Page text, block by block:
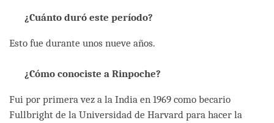
¿Cuánto duró este período?
Esto fue durante unos nueve años.
¿Cómo conociste a Rinpoche?
Fui por primera vez a la India en 1969 como becario
Fullbright de la Universidad de Harvard para hacer la